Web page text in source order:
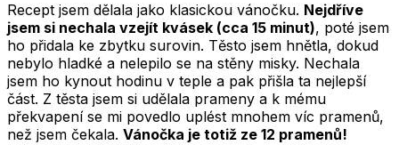
Recept jsem dělala jako klasickou vánočku. Nejdříve
jsem si nechala vzejít kvásek (cca 15 minut), poté jsem
ho přidala ke zbytku surovin. Těsto jsem hnětla, dokud
nebylo hladké a nelepilo se na stěny misky. Nechala
jsem ho kynout hodinu v teple a pak přišla ta nejlepší
část. Z těsta jsem si udělala prameny a k mému
překvapení se mi povedlo uplést mnohem víc pramenů,
než jsem čekala. Vánočka je totiž ze 12 pramenů!